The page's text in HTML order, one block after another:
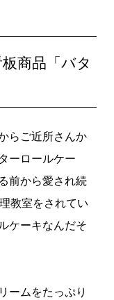
商品「バタ
らご近所さんか
ーロールケー
前から愛され続
教室をされてい
ケーキなんだそ
ームをたっぷり